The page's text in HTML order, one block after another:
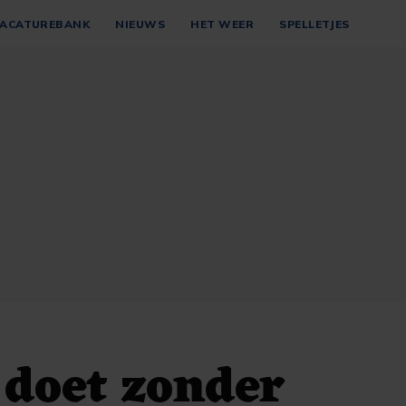
NIEUWS HET WEER SPELLETJES